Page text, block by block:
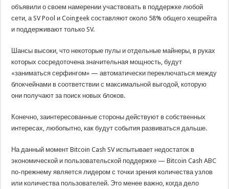
объявили о своем намерении участвовать в поддержке любой
сети, а SV Pool и Coingeek составляют около 58% общего хешрейта
и поддерживают только SV.
Шансы высоки, что некоторые пулы и отдельные майнеры, в руках
которых сосредоточена значительная мощность, будут
«заниматься серфингом» — автоматически переключаться между
блокчейнами в соответствии с максимальной выгодой, которую
они получают за поиск новых блоков.
Конечно, заинтересованные стороны действуют в собственных
интересах, любопытно, как будут события развиваться дальше.
На данный момент Bitcoin Cash SV испытывает недостаток в
экономической и пользовательской поддержке — Bitcoin Cash ABC
по-прежнему является лидером с точки зрения количества узлов
или количества пользователей. Это менее важно, когда дело